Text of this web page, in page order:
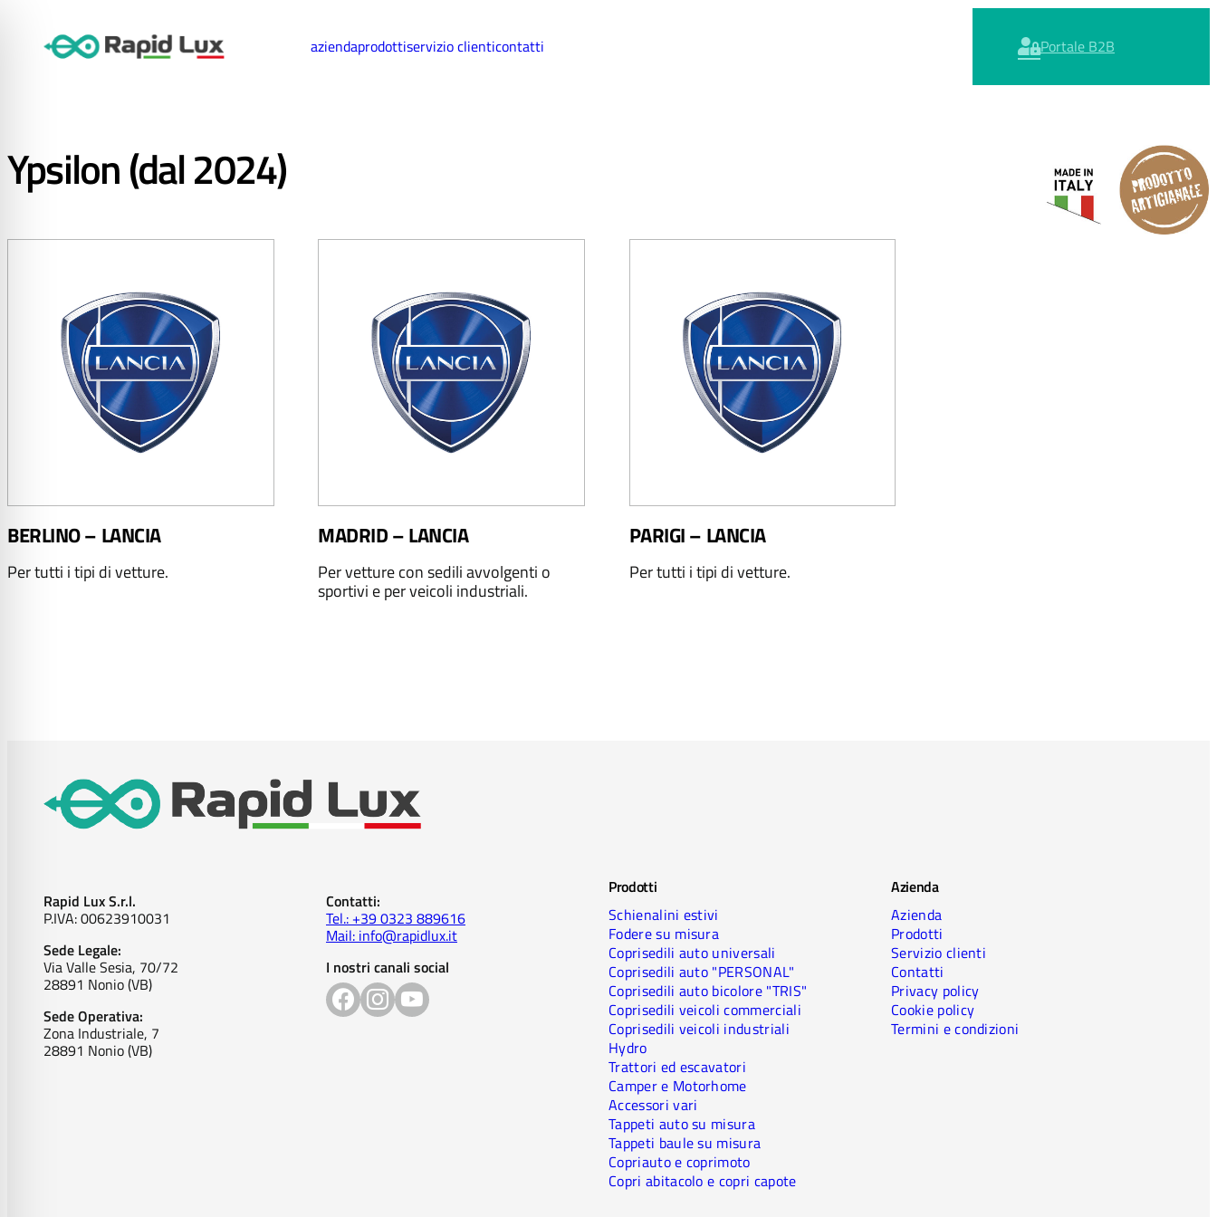
aziendaprodottiservizio clienticontatti Portale B2B
Ypsilon (dal 2024)
BERLINO – LANCIA
Per tutti i tipi di vetture.
MADRID – LANCIA
Per vetture con sedili avvolgenti o
sportivi e per veicoli industriali.
PARIGI – LANCIA
Per tutti i tipi di vetture.
Rapid Lux S.r.l.
P.IVA: 00623910031
Sede Legale:
Via Valle Sesia, 70/72
28891 Nonio (VB)
Sede Operativa:
Zona Industriale, 7
28891 Nonio (VB)
Contatti:
Tel.: +39 0323 889616
Mail: info@rapidlux.it
I nostri canali social
Prodotti
Schienalini estivi
Fodere su misura
Coprisedili auto universali
Coprisedili auto "PERSONAL"
Coprisedili auto bicolore "TRIS"
Coprisedili veicoli commerciali
Coprisedili veicoli industriali
Hydro
Trattori ed escavatori
Camper e Motorhome
Accessori vari
Tappeti auto su misura
Tappeti baule su misura
Copriauto e coprimoto
Copri abitacolo e copri capote
Azienda
Azienda
Prodotti
Servizio clienti
Contatti
Privacy policy
Cookie policy
Termini e condizioni